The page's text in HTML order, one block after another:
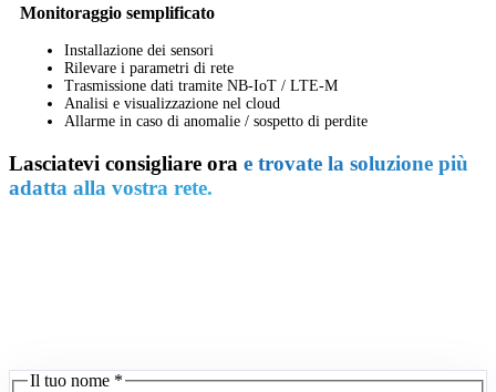
Monitoraggio semplificato
Installazione dei sensori
Rilevare i parametri di rete
Trasmissione dati tramite NB-IoT / LTE-M
Analisi e visualizzazione nel cloud
Allarme in caso di anomalie / sospetto di perdite
Lasciatevi consigliare ora e trovate la soluzione più
adatta alla vostra rete.
Il tuo nome *